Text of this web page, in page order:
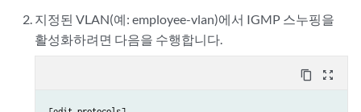
지정된 VLAN(예: employee-vlan)에서 IGMP 스누핑을
활성화하려면 다음을 수행합니다.
content_copy zoom_out_map